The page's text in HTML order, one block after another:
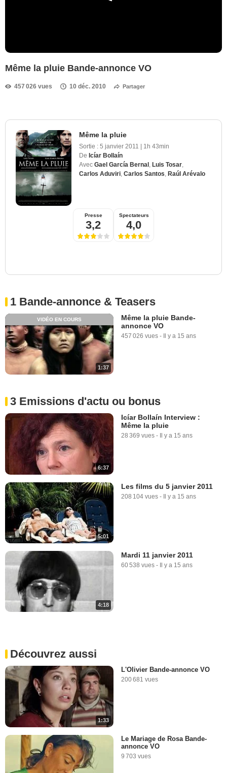
Même la pluie Bande-annonce VO
457 026 vues 10 déc. 2010 Partager
Même la pluie
Sortie : 5 janvier 2011 | 1h 43min
De Icíar Bollaín
Avec Gael García Bernal Luis Tosar
Carlos Aduviri Carlos Santos Raúl Arévalo
Presse
3,2
Spectateurs
4,0
1 Bande-annonce & Teasers
1:37
VIDÉO EN COURS
Même la pluie Bande-
annonce VO
457 026 vues - Il y a 15 ans
3 Emissions d'actu ou bonus
6:37
Icíar Bollaín Interview :
Même la pluie
28 369 vues - Il y a 15 ans
5:01
Les films du 5 janvier 2011
208 104 vues - Il y a 15 ans
4:18
Mardi 11 janvier 2011
60 538 vues - Il y a 15 ans
Découvrez aussi
1:33
L'Olivier Bande-annonce VO
200 681 vues
Le Mariage de Rosa Bande-
annonce VO
9 703 vues